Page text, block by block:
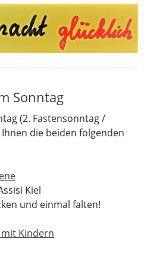
Sonntag
(2. Fastensonntag /
die beiden folgenden
Kiel
und einmal falten!
Kindern